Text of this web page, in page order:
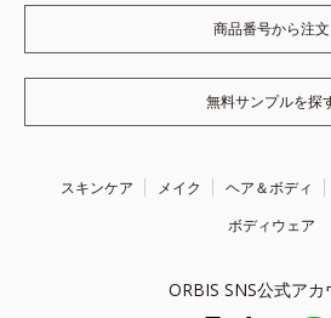
商品番号から注文
無料サンプルを探
スキンケア メイク ヘア＆ボディ
ボディウェア
ORBIS SNS公式アカ